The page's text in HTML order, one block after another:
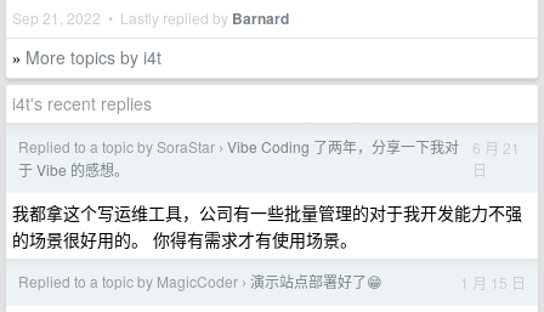
Sep 21, 2022 • Lastly replied by Barnard
» More topics by i4t
i4t's recent replies
Replied to a topic by SoraStar › Vibe Coding 了两年，分享一下我对
于 Vibe 的感想。
6 月 21
日
我都拿这个写运维工具，公司有一些批量管理的对于我开发能力不强
的场景很好用的。 你得有需求才有使用场景。
Replied to a topic by MagicCoder › 演示站点部署好了😁 1 月 15 日